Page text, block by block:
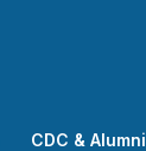
CDC & Alumni